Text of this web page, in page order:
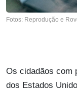
Fotos: Reprodução e
Os cidadãos com
dos Estados